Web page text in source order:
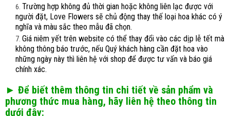
Trường hợp không đủ thời gian hoặc không liên lạc được với
người đặt, Love Flowers sẽ chủ động thay thế loại hoa khác có ý
nghĩa và màu sắc theo mẫu đã chọn.
Giá niêm yết trên website có thể thay đổi vào các dịp lễ tết mà
không thông báo trước, nếu Quý khách hàng cần đặt hoa vào
những ngày này thì liên hệ với shop để được tư vấn và báo giá
chính xác.
► Để biết thêm thông tin chi tiết về sản phẩm và
phương thức mua hàng, hãy liên hệ theo thông tin
dưới đây: